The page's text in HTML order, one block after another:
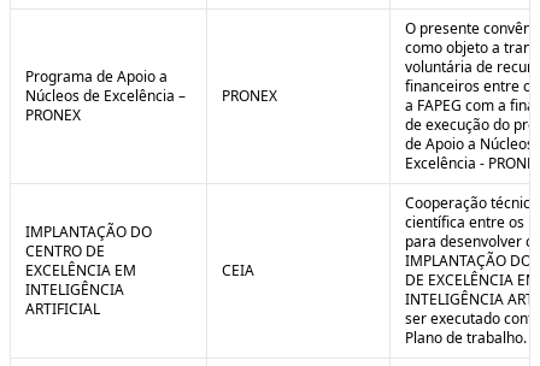
Programa de Apoio a
Núcleos de Excelência –
PRONEX
PRONEX
O presente
como objeto a
voluntária de
financeiros entre o
a FAPEG com a
de execução do
de Apoio a Núcleos
Excelência -
IMPLANTAÇÃO DO
CENTRO DE
EXCELÊNCIA EM
INTELIGÊNCIA
ARTIFICIAL
CEIA
Cooperação
científica entre os
para desenvolver o
IMPLANTAÇÃO DO
DE EXCELÊNCIA EM
INTELIGÊNCIA
ser executado
Plano de trabalho.